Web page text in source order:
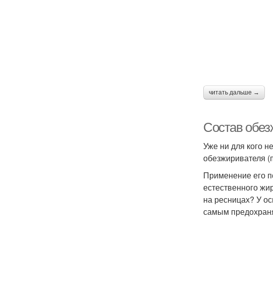
читать дальше →
Состав
Уже ни для кого
обезжиривателя
Применение его
естественного
на ресницах? У
самым